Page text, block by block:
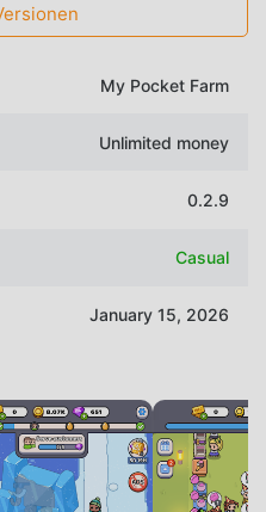
My Pocket Farm
Unlimited money
0.2.9
Casual
January 15, 2026